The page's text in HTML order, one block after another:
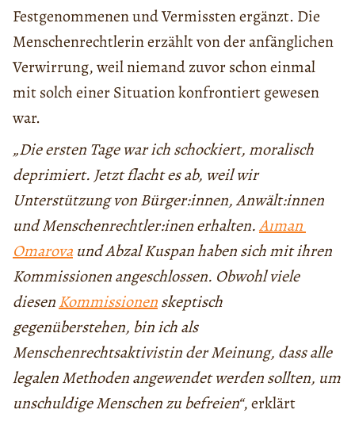
Festgenommenen und Vermissten ergänzt. Die
Menschenrechtlerin erzählt von der anfänglichen
Verwirrung, weil niemand zuvor schon einmal
mit solch einer Situation konfrontiert gewesen
war.
„Die ersten Tage war ich schockiert, moralisch
deprimiert. Jetzt flacht es ab, weil wir
Unterstützung von Bürger:innen, Anwält:innen
und Menschenrechtler:inen erhalten.Aıman ​​​​
Omarovaund Abzal Kuspan haben sich mit ihren
Kommissionen angeschlossen. Obwohl viele
diesenKommissionenskeptisch
gegenüberstehen, bin ich als
Menschenrechtsaktivistin der Meinung, dass alle
legalen Methoden angewendet werden sollten, um
unschuldige Menschen zu befreien“, erklärt